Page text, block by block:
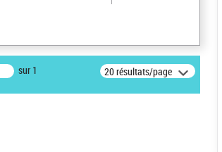
sur 1 20 résultats/page